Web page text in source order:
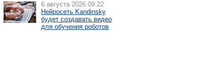
6 августа 2026 09:22
Нейросеть Kandinsky
будет создавать видео
для обучения роботов